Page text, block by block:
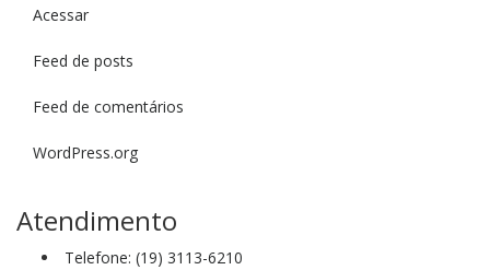
Acessar
Feed de posts
Feed de comentários
WordPress.org
Atendimento
Telefone: (19) 3113-6210